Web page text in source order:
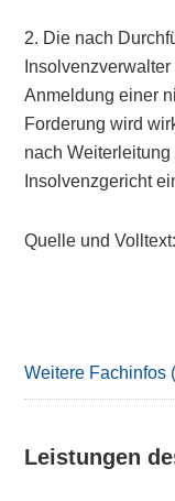
2. Die nach
Anmeldung einer
Forderung wird
nach
Insolvenzgericht
Quelle und Volltext:
Weitere Fachinfos
Leistungen